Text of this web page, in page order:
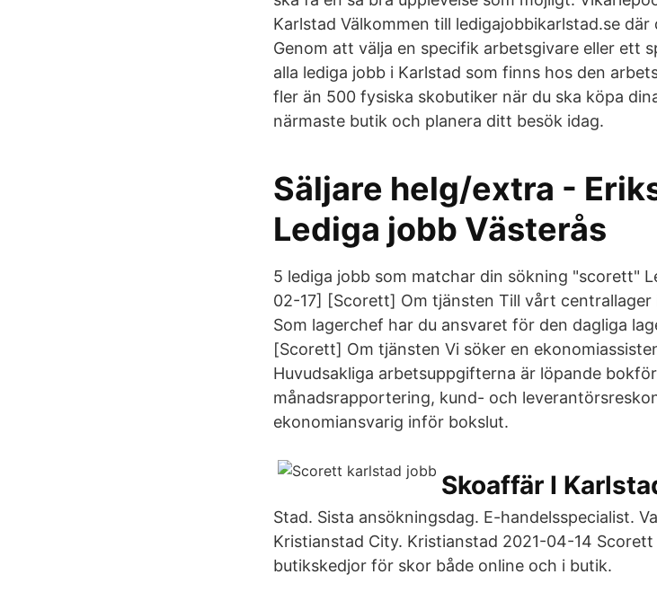
Karlstad Välkommen till ledigajobbikarlstad.se
Genom att välja en specifik arbetsgivare eller ett
alla lediga jobb i Karlstad som finns hos den
fler än 500 fysiska skobutiker när du ska köpa
närmaste butik och planera ditt besök idag.
Säljare helg/extra -
Lediga jobb Västerås
5 lediga jobb som matchar din sökning "scorett"
02-17] [Scorett] Om tjänsten Till vårt centrallager
Som lagerchef har du ansvaret för den dagliga
[Scorett] Om tjänsten Vi söker en
Huvudsakliga arbetsuppgifterna är löpande
månadsrapportering, kund- och
ekonomiansvarig inför bokslut.
Skoaffär I
Stad. Sista ansökningsdag. E-handelsspecialist.
Kristianstad City. Kristianstad 2021-04-14
butikskedjor för skor både online och i butik.